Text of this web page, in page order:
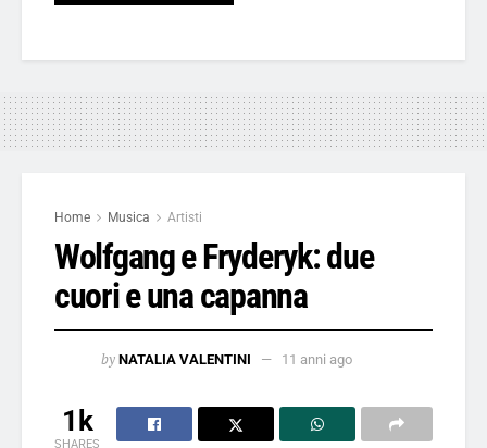
Home Musica Artisti
Wolfgang e Fryderyk: due
cuori e una capanna
by NATALIA VALENTINI 11 anni ago
1k
SHARES